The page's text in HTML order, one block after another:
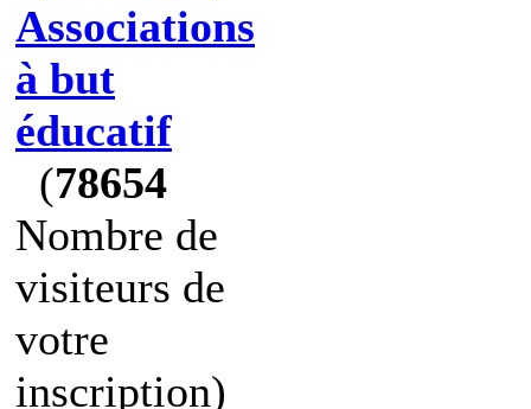
Associations
à but
éducatif
(78654
Nombre de
visiteurs de
votre
inscription)